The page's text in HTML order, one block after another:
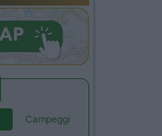
Campeggi